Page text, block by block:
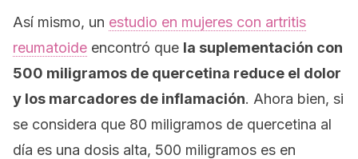
Así mismo, un estudio en mujeres con artritis
reumatoide encontró que la suplementación con
500 miligramos de quercetina reduce el dolor
y los marcadores de inflamación. Ahora bien, si
se considera que 80 miligramos de quercetina al
día es una dosis alta, 500 miligramos es en